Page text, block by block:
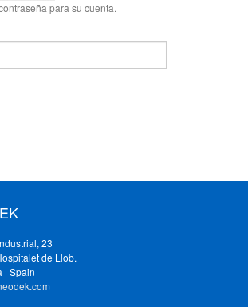
para su cuenta.
23
de Llob.
| Spain